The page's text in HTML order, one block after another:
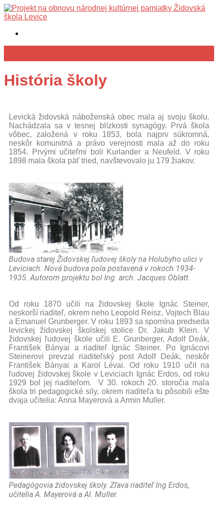
História školy
Levická židovská náboženská obec mala aj svoju školu.
Nachádzala sa v tesnej blízkosti synagógy. Prvá škola
vôbec, založená v roku 1853, bola najprv súkromná,
neskôr komunitná a právo verejnosti mala až do roku
1854. Prvými učiteľmi boli Kurlander a Neufeld. V roku
1898 mala škola päť tried, navštevovalo ju 179 žiakov.
Budova starej Židovskej ľudovej školy na Holubyho ulici v
Leviciach. Nová budova pola postavená v rokoch 1934-
1935. Autorom projektu bol Ing. arch. Jacques Oblatt.
Od roku 1870 učili na židovskej škole Ignác Steiner,
neskorší riaditeľ, okrem neho Leopold Reisz, Vojtech Blau
a Emanuel Grunberger. V roku 1893 sa spomína predseda
levickej židovskej školskej stolice Dr. Jakub Klein. V
židovskej ľudovej škole učili E. Grunberger, Adolf Deák,
František Bányai a riaditeľ Ignác Steiner. Po Ignácovi
Steinerovi prevzal riaditeľský post Adolf Deák, neskôr
František Bányai a Karol Lévai. Od roku 1910 učil na
ľudovej židovskej škole v Leviciach Ignác Erdos, od roku
1929 bol jej riaditeľom. V 30. rokoch 20. storočia mala
škola tri pedagogické sily, okrem riaditeľa tu pôsobili ešte
dvaja učitelia: Anna Mayerová a Armin Muller.
Pedagógovia židovskej školy. Zľava riaditeľ Ing Erdos,
učitelia A. Mayerová a Al. Muller.